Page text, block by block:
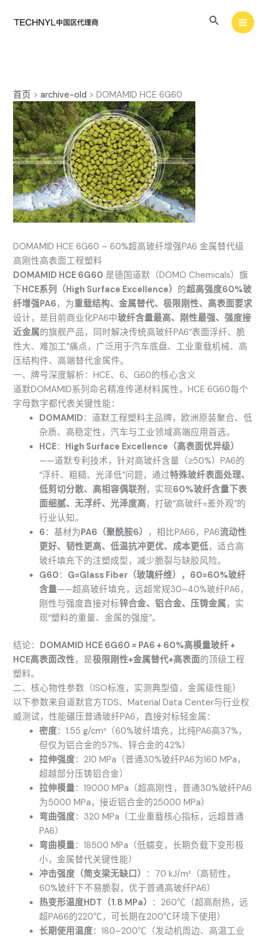
搜
首页 >archive-old >DOMAMID HCE 6G60
DOMAMID HCE 6G60 – 60%超高玻纤增强PA6 金属替代级
高刚性高表面工程塑料
DOMAMID HCE 6G60 是德国道默（DOMO Chemicals）旗
下HCE系列（High Surface Excellence） 的超高强度60%玻
纤增强PA6，为重载结构、金属替代、极限刚性、高表面要求
设计，是目前商业化PA6中玻纤含量最高、刚性最强、强度接
近金属的旗舰产品，同时解决传统高玻纤PA6“表面浮纤、脆
性大、难加工”痛点，广泛用于汽车底盘、工业重载机械、高
压结构件、高端替代金属件。
一、牌号深度解析：HCE、6、G60的核心含义
道默DOMAMID系列命名精准传递材料属性，HCE 6G60每个
字母数字都代表关键性能：
DOMAMID：道默工程塑料主品牌，欧洲原装聚合、低
杂质、高稳定性，汽车与工业领域高端应用首选。
HCE： High Surface Excellence（高表面优异级）
——道默专利技术，针对高玻纤含量（≥50%）PA6的
“浮纤、粗糙、光泽低”问题，通过特殊玻纤表面处理、
低剪切分散、高相容偶联剂 ，实现60%玻纤含量下表
面细腻、无浮纤、光泽度高，打破“高玻纤=差外观”的
行业认知。
6：基材为PA6（聚酰胺6） ，相比PA66，PA6流动性
更好、韧性更高、低温抗冲更优、成本更低，适合高
玻纤填充下的注塑成型，减少脆裂与缺胶风险。
G60： G=Glass Fiber（玻璃纤维），60=60%玻纤
含量——超高玻纤填充，远超常规30–40%玻纤PA6，
刚性与强度直接对标锌合金、铝合金、压铸金属，实
现“塑料的重量、金属的强度”。
结论： DOMAMID HCE 6G60 = PA6 + 60%高模量玻纤 +
HCE高表面改性，是极限刚性+金属替代+高表面的顶级工程
塑料。
二、核心物性参数（ISO标准，实测典型值，金属级性能）
以下参数来自道默官方TDS、Material Data Center与行业权
威测试，性能碾压普通玻纤PA6，直接对标轻金属：
密度：1.55 g/cm³（60%玻纤填充，比纯PA6高37%，
但仅为铝合金的57%、锌合金的42%）
拉伸强度：210 MPa（普通30%玻纤PA6为160 MPa，
超越部分压铸铝合金）
拉伸模量：19000 MPa（超高刚性，普通30%玻纤PA6
为5000 MPa，接近铝合金的25000 MPa）
弯曲强度：320 MPa（工业重载核心指标，远超普通
PA6）
弯曲模量：18500 MPa（低蠕变，长期负载下变形极
小，金属替代关键性能）
冲击强度（简支梁无缺口） ：70 kJ/m²（高韧性，
60%玻纤下不易脆裂，优于普通高玻纤PA6）
热变形温度HDT（1.8 MPa） ：260℃（超高耐热，远
超PA66的220℃，可长期在200℃环境下使用）
长期使用温度：180–200℃（发动机周边、高温工业